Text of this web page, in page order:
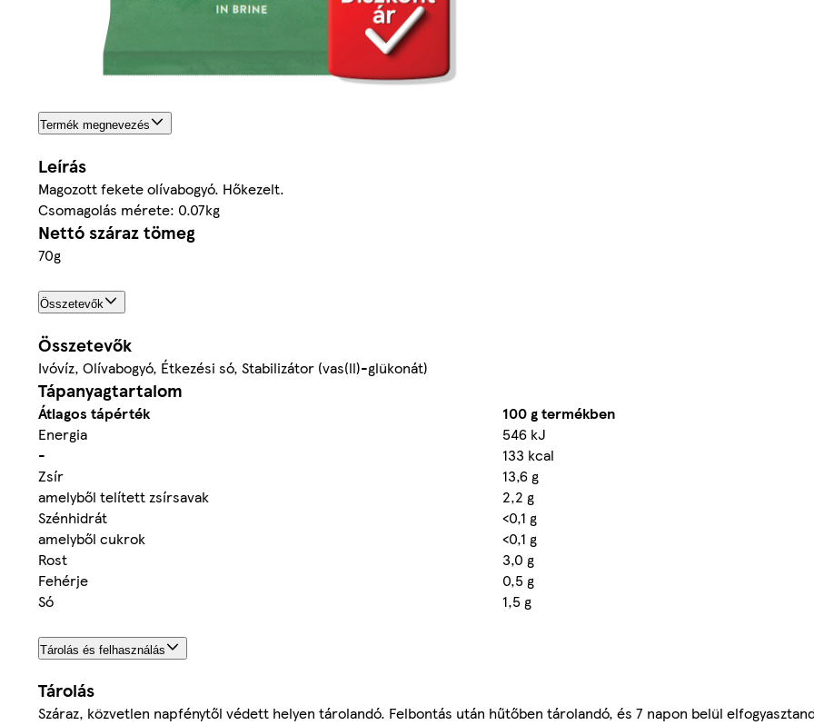
Termék megnevezés
Leírás
Magozott fekete olívabogyó. Hőkezelt.
Csomagolás mérete: 0.07kg
Nettó száraz tömeg
70g
Összetevők
Összetevők
Ivóvíz, Olívabogyó, Étkezési só, Stabilizátor (vas(ll)-glükonát)
Tápanyagtartalom
Átlagos tápérték
100 g termékben
Energia
546 kJ
-
133 kcal
Zsír
13,6 g
amelyből telített zsírsavak
2,2 g
Szénhidrát
<0,1 g
amelyből cukrok
<0,1 g
Rost
3,0 g
Fehérje
0,5 g
Só
1,5 g
Tárolás és felhasználás
Tárolás
Száraz, közvetlen napfénytől védett helyen tárolandó. Felbontás után hűtőben tárolandó, és 7 napon belül